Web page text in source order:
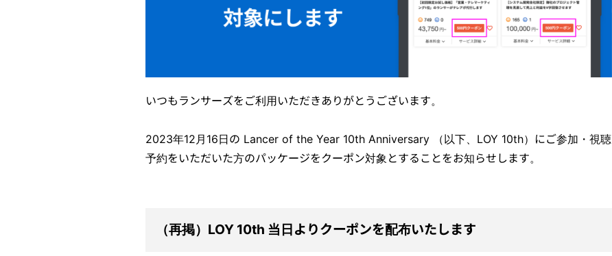
いつもランサーズをご利用いただきありがとうございます。
2023年12月16日の Lancer of the Year 10th Anniversary （以下、LOY 10th）にご参加・視聴
予約をいただいた方のパッケージをクーポン対象とすることをお知らせします。
（再掲）LOY 10th 当日よりクーポンを配布いたします